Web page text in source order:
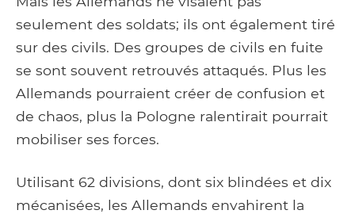
seulement des soldats; ils ont également tiré
sur des civils. Des groupes de civils en fuite
se sont souvent retrouvés attaqués. Plus les
Allemands pourraient créer de confusion et
de chaos, plus la Pologne ralentirait pourrait
mobiliser ses forces.
Utilisant 62 divisions, dont six blindées et dix
mécanisées, les Allemands envahirent la